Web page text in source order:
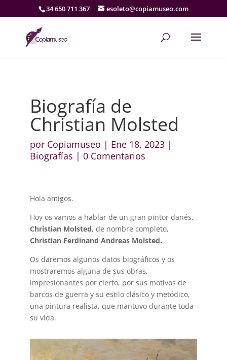
34 650 711 367 esoleto@copiamuseo.com
Biografía de
Christian Molsted
por Copiamuseo | Ene 18, 2023|
Biografías | 0 Comentarios
Hola amigos.
Hoy os vamos a hablar de un gran pintor danés,
Christian Molsted, de nombre completo,
Christian Ferdinand Andreas Molsted.
Os daremos algunos datos biográficos y os
mostraremos alguna de sus obras,
impresionantes por cierto, por sus motivos de
barcos de guerra y su estilo clásico y metódico,
una pintura realista, que mantuvo durante toda
su vida.